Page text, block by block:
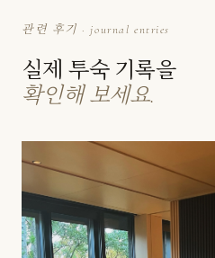
관련 후기 · journal entries
실제 투숙 기록을
확인해 보세요.